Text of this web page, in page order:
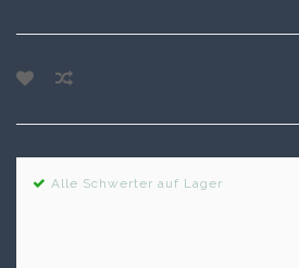
Alle Schwerter auf Lager